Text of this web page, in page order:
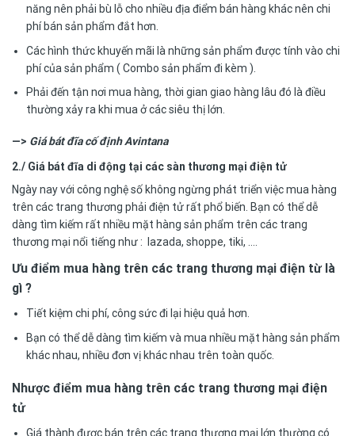
năng nên phải bù lỗ cho nhiều địa điểm bán hàng khác nên chi
phí bán sản phẩm đắt hơn.
Các hình thức khuyến mãi là những sản phẩm được tính vào chi
phí của sản phẩm ( Combo sản phẩm đi kèm ).
Phải đến tận nơi mua hàng, thời gian giao hàng lâu đó là điều
thường xảy ra khi mua ở các siêu thị lớn.
—> Giá bát đĩa cố định Avintana
2./ Giá bát đĩa di động tại các sàn thương mại điện tử
Ngày nay với công nghệ số không ngừng phát triển việc mua hàng
trên các trang thương phải điện tử rất phổ biến. Bạn có thể dễ
dàng tìm kiếm rất nhiều mặt hàng sản phẩm trên các trang
thương mại nổi tiếng như : lazada, shoppe, tiki, ….
Ưu điểm mua hàng trên các trang thương mại điện từ là
gì ?
Tiết kiệm chi phí, công sức đi lại hiệu quả hơn.
Bạn có thể dễ dàng tìm kiếm và mua nhiều mặt hàng sản phẩm
khác nhau, nhiều đơn vị khác nhau trên toàn quốc.
Nhược điểm mua hàng trên các trang thương mại điện
tử
Giá thành được bán trên các trang thương mại lớn thường có